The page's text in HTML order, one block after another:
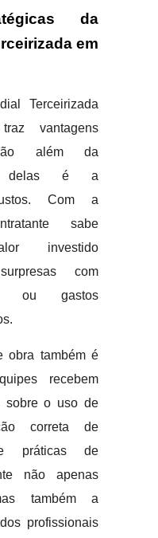
da
em
Terceirizada
vantagens
além da
delas é a
Com a
sabe
investido
com
ou gastos
obra também é
recebem
sobre o uso de
correta de
práticas de
não apenas
também a
profissionais